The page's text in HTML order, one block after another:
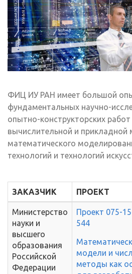
ФИЦ ИУ РАН имеет большой
фундаментальных научно-
опытно-конструкторских
вычислительной и прикладной
математического
технологий и технологий
ЗАКАЗЧИК ПРОЕКТ
Министерство
науки и
высшего
образования
Российской
Федерации
Проект 075-
544
модели и
методы как